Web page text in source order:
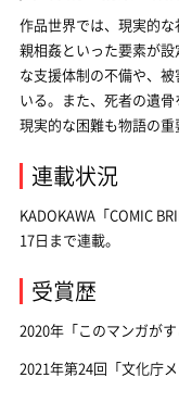
作品世界では、現実的
親相姦といった要素が
な支援体制の不備や、
いる。また、死者の遺
現実的な困難も物語の重
連載状況
KADOKAWA「COMIC
17日まで連載。
受賞歴
2020年「このマンガが
2021年第24回「文化庁